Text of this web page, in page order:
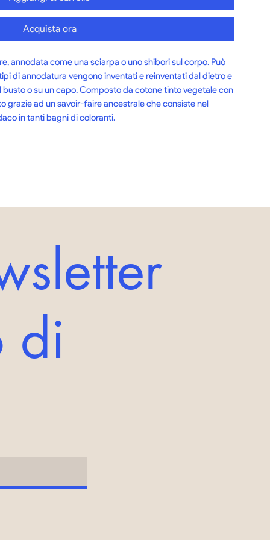
Acquista ora
annodata come una sciarpa o uno shibori sul corpo. Può
di annodatura vengono inventati e reinventati dal dietro e
busto o su un capo. Composto da cotone tinto vegetale con
grazie ad un savoir-faire ancestrale che consiste nel
in tanti bagni di coloranti.
di